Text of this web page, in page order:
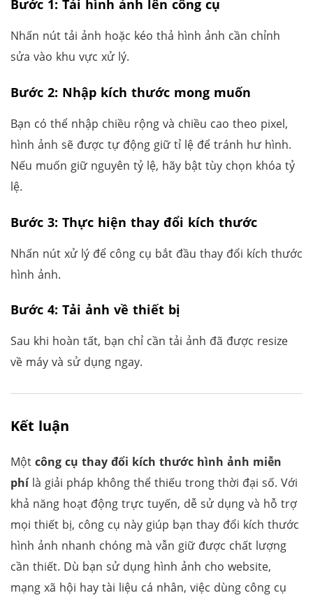
Bước 1: Tải hình ảnh lên công cụ
Nhấn nút tải ảnh hoặc kéo thả hình ảnh cần chỉnh
sửa vào khu vực xử lý.
Bước 2: Nhập kích thước mong muốn
Bạn có thể nhập chiều rộng và chiều cao theo pixel,
hình ảnh sẽ được tự động giữ tỉ lệ để tránh hư hình.
Nếu muốn giữ nguyên tỷ lệ, hãy bật tùy chọn khóa tỷ
lệ.
Bước 3: Thực hiện thay đổi kích thước
Nhấn nút xử lý để công cụ bắt đầu thay đổi kích thước
hình ảnh.
Bước 4: Tải ảnh về thiết bị
Sau khi hoàn tất, bạn chỉ cần tải ảnh đã được resize
về máy và sử dụng ngay.
Kết luận
Một công cụ thay đổi kích thước hình ảnh miễn
phílà giải pháp không thể thiếu trong thời đại số. Với
khả năng hoạt động trực tuyến, dễ sử dụng và hỗ trợ
mọi thiết bị, công cụ này giúp bạn thay đổi kích thước
hình ảnh nhanh chóng mà vẫn giữ được chất lượng
cần thiết. Dù bạn sử dụng hình ảnh cho website,
mạng xã hội hay tài liệu cá nhân, việc dùng công cụ